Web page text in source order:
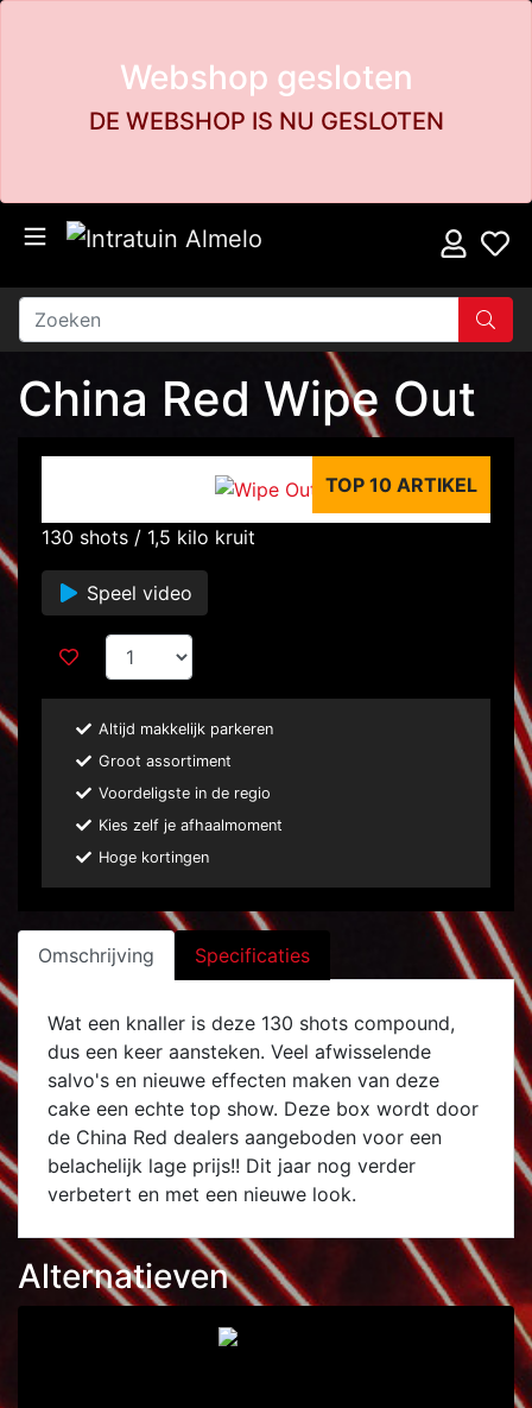
Webshop gesloten
DE WEBSHOP IS NU GESLOTEN
China Red Wipe Out
TOP 10 ARTIKEL
130 shots / 1,5 kilo kruit
Speel video
Altijd makkelijk parkeren
Groot assortiment
Voordeligste in de regio
Kies zelf je afhaalmoment
Hoge kortingen
Omschrijving Specificaties
Wat een knaller is deze 130 shots compound,
dus een keer aansteken. Veel afwisselende
salvo's en nieuwe effecten maken van deze
cake een echte top show. Deze box wordt door
de China Red dealers aangeboden voor een
belachelijk lage prijs!! Dit jaar nog verder
verbetert en met een nieuwe look.
Alternatieven